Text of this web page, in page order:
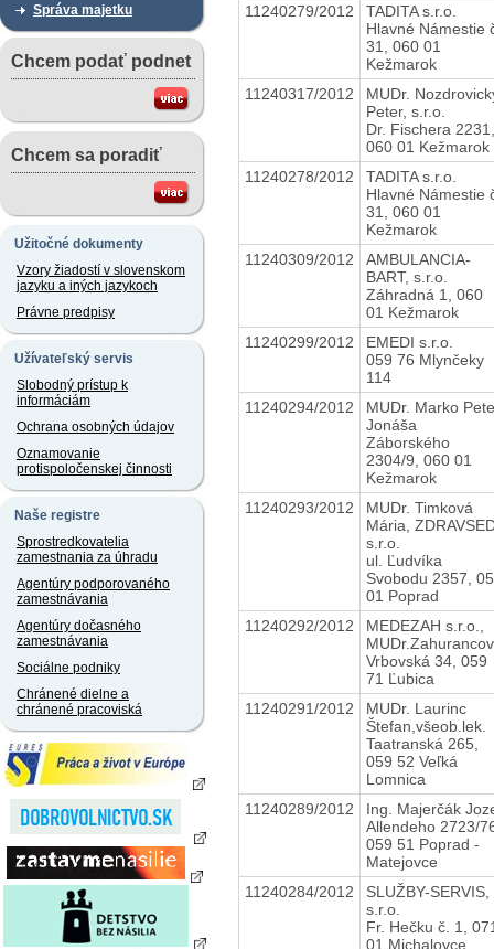
Správa majetku
Chcem podať podnet
Chcem sa poradiť
Užitočné dokumenty
Vzory žiadostí v slovenskom
jazyku a iných jazykoch
Právne predpisy
Užívateľský servis
Slobodný prístup k
informáciám
Ochrana osobných údajov
Oznamovanie
protispoločenskej činnosti
Naše registre
Sprostredkovatelia
zamestnania za úhradu
Agentúry podporovaného
zamestnávania
Agentúry dočasného
zamestnávania
Sociálne podniky
Chránené dielne a
chránené pracoviská
11240279/2012
TADITA s.r.o.
Hlavné Námestie
31, 060 01
Kežmarok
11240317/2012
MUDr.
Peter, s.r.o.
Dr. Fischera 2231,
060 01 Kežmarok
11240278/2012
TADITA s.r.o.
Hlavné Námestie
31, 060 01
Kežmarok
11240309/2012
AMBULANCIA-
BART, s.r.o.
Záhradná 1, 060
01 Kežmarok
11240299/2012
EMEDI s.r.o.
059 76 Mlynčeky
114
11240294/2012
MUDr. Marko
Jonáša
Záborského
2304/9, 060 01
Kežmarok
11240293/2012
MUDr. Timková
Mária,
s.r.o.
ul. Ľudvíka
Svobodu 2357,
01 Poprad
11240292/2012
MEDEZAH s.r.o.,
Vrbovská 34, 059
71 Ľubica
11240291/2012
MUDr. Laurinc
Štefan,všeob.lek.
Taatranská 265,
059 52 Veľká
Lomnica
11240289/2012
Ing. Majerčák
Allendeho 2723/
059 51 Poprad -
Matejovce
11240284/2012
SLUŽBY-SERVIS,
s.r.o.
Fr. Hečku č. 1,
01 Michalovce